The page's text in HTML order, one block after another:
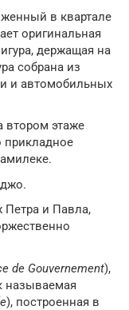
в квартале
оригинальная
держащая на
собрана из
и автомобильных
втором этаже
прикладное
Петра и Павла,
de Gouvernement),
называемая
), построенная в